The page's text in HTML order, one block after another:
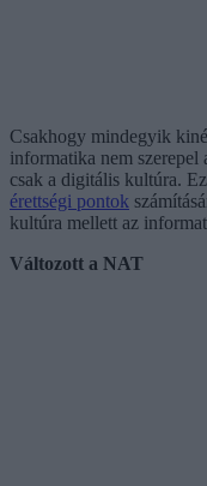
Csakhogy mindegyik
informatika nem
csak a digitális kultúra.
érettségi pontok
kultúra mellett az
Változott a NAT